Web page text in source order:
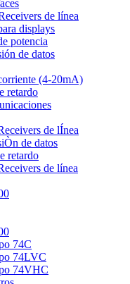
de línea
displays
potencia
de datos
(4-20mA)
retardo
de lÍnea
de datos
retardo
de línea
74C
74LVC
74VHC